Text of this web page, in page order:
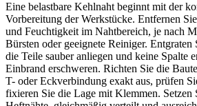
Eine belastbare Kehlnaht beginnt mit der
Vorbereitung der Werkstücke. Entfernen
und Feuchtigkeit im Nahtbereich, je nach
Bürsten oder geeignete Reiniger.
die Teile sauber anliegen und keine Spalte
Einbrand erschweren. Richten Sie die
T- oder Eckverbindung exakt aus, prüfen
fixieren Sie die Lage mit Klemmen. Setzen